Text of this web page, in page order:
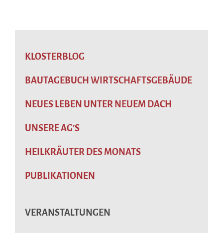
KLOSTERBLOG
BAUTAGEBUCH WIRTSCHAFTSGEBÄUDE
NEUES LEBEN UNTER NEUEM DACH
UNSERE AG’S
HEILKRÄUTER DES MONATS
PUBLIKATIONEN
VERANSTALTUNGEN